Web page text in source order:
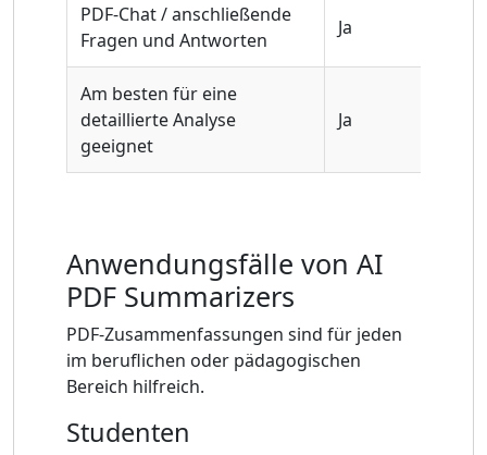
PDF-Chat / anschließende
Fragen und Antworten
Ja
Am besten für eine
detaillierte Analyse
geeignet
Ja
Anwendungsfälle von AI
PDF Summarizers
PDF-Zusammenfassungen sind für jeden
im beruflichen oder pädagogischen
Bereich hilfreich.
Studenten